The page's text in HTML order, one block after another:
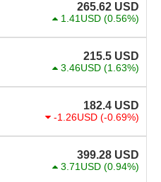
265.62 USD
1.41USD (0.56%)
215.5 USD
3.46USD (1.63%)
182.4 USD
-1.26USD (-0.69%)
399.28 USD
3.71USD (0.94%)